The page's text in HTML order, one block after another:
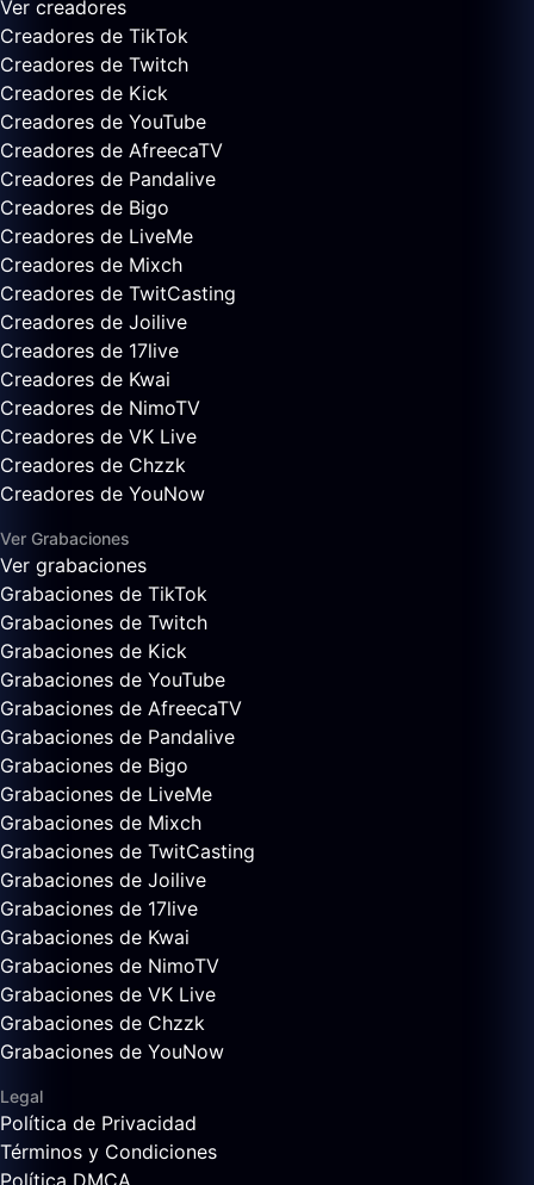
Ver creadores
Creadores de TikTok
Creadores de Twitch
Creadores de Kick
Creadores de YouTube
Creadores de AfreecaTV
Creadores de Pandalive
Creadores de Bigo
Creadores de LiveMe
Creadores de Mixch
Creadores de TwitCasting
Creadores de Joilive
Creadores de 17live
Creadores de Kwai
Creadores de NimoTV
Creadores de VK Live
Creadores de Chzzk
Creadores de YouNow
Ver Grabaciones
Ver grabaciones
Grabaciones de TikTok
Grabaciones de Twitch
Grabaciones de Kick
Grabaciones de YouTube
Grabaciones de AfreecaTV
Grabaciones de Pandalive
Grabaciones de Bigo
Grabaciones de LiveMe
Grabaciones de Mixch
Grabaciones de TwitCasting
Grabaciones de Joilive
Grabaciones de 17live
Grabaciones de Kwai
Grabaciones de NimoTV
Grabaciones de VK Live
Grabaciones de Chzzk
Grabaciones de YouNow
Legal
Política de Privacidad
Términos y Condiciones